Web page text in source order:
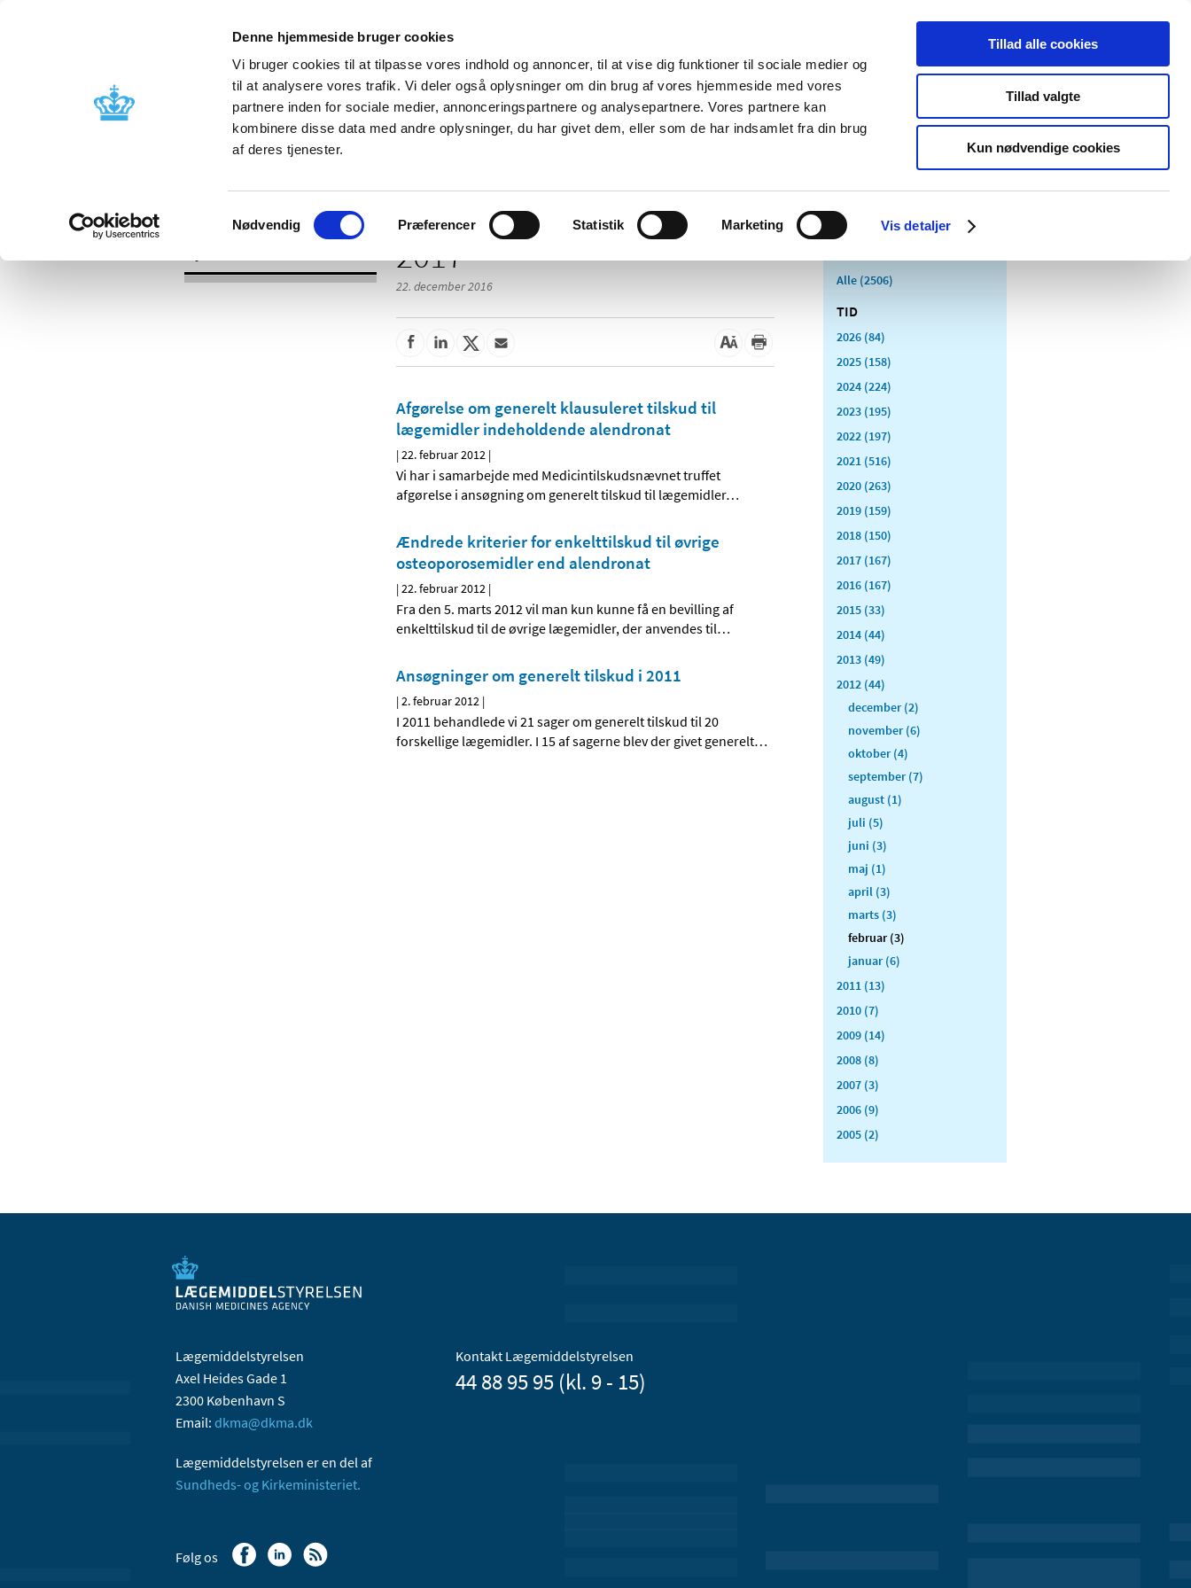
Denne hjemmeside bruger cookies
Vi bruger cookies til at tilpasse vores indhold og annoncer, til at vise dig funktioner til sociale medier og
til at analysere vores trafik. Vi deler også oplysninger om din brug af vores hjemmeside med vores
partnere inden for sociale medier, annonceringspartnere og analysepartnere. Vores partnere kan
kombinere disse data med andre oplysninger, du har givet dem, eller som de har indsamlet fra din brug
af deres tjenester.
Samtykkevalg
Nødvendig Præferencer Statistik Marketing Vis detaljer
Tillad alle cookies
Tillad valgte
Kun nødvendige cookies
Nyheder Om os Kontakt Udgivelser
Godkendelse og
Bivirkninger og
produktinformation
Tilskud og
Apoteker og salg af
Medicinsk
Særlige
produktområder
2017
22. december 2016
Afgørelse om generelt klausuleret tilskud til
lægemidler indeholdende alendronat
|22. februar 2012 |
Vi har i samarbejde med Medicintilskudsnævnet truffet
afgørelse i ansøgning om generelt tilskud til lægemidler…
Ændrede kriterier for enkelttilskud til øvrige
osteoporosemidler end alendronat
|22. februar 2012 |
Fra den 5. marts 2012 vil man kun kunne få en bevilling af
enkelttilskud til de øvrige lægemidler, der anvendes til…
Ansøgninger om generelt tilskud i 2011
|2. februar 2012 |
I 2011 behandlede vi 21 sager om generelt tilskud til 20
forskellige lægemidler. I 15 af sagerne blev der givet generelt…
Alle (2506)
TID
2026 (84)
2025 (158)
2024 (224)
2023 (195)
2022 (197)
2021 (516)
2020 (263)
2019 (159)
2018 (150)
2017 (167)
2016 (167)
2015 (33)
2014 (44)
2013 (49)
2012 (44)
december (2)
november (6)
oktober (4)
september (7)
august (1)
juli (5)
juni (3)
maj (1)
april (3)
marts (3)
februar (3)
januar (6)
2011 (13)
2010 (7)
2009 (14)
2008 (8)
2007 (3)
2006 (9)
2005 (2)
Lægemiddelstyrelsen
Axel Heides Gade 1
2300 København S
Email: dkma@dkma.dk
Lægemiddelstyrelsen er en del af
Sundheds- og Kirkeministeriet.
Kontakt Lægemiddelstyrelsen
44 88 95 95 (kl. 9 - 15)
Følg os